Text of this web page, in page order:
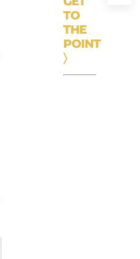
TO
THE
POINT
〉